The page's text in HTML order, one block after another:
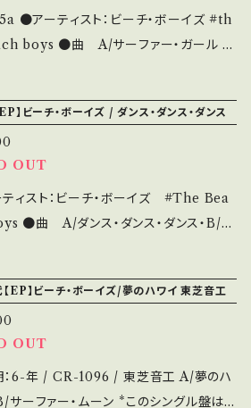
は、About 画面にてご確認ください。
●アーティスト：ビーチ・ボーイズ #th
サーファー・ガール ・
【状態説明の見方】About 画
確認ください。 その他、お知らせなど
に載せております。
】ビーチ・ボーイズ / ダンス・ダンス・ダンス
OUT
ィスト：ビーチ・ボーイズ #The Bea
ンス・B/太
ャケ/盤：B/B (国内盤) 【状態説明の
About 画面にてご確認ください。 その
らせなどもそちらに載せております。
EP】ビーチ・ボーイズ/夢のハワイ 東芝音工
OUT
6-年 / CR-1096 / 東芝音工 A/夢のハ
ファー・ムーン *このシングル盤は、